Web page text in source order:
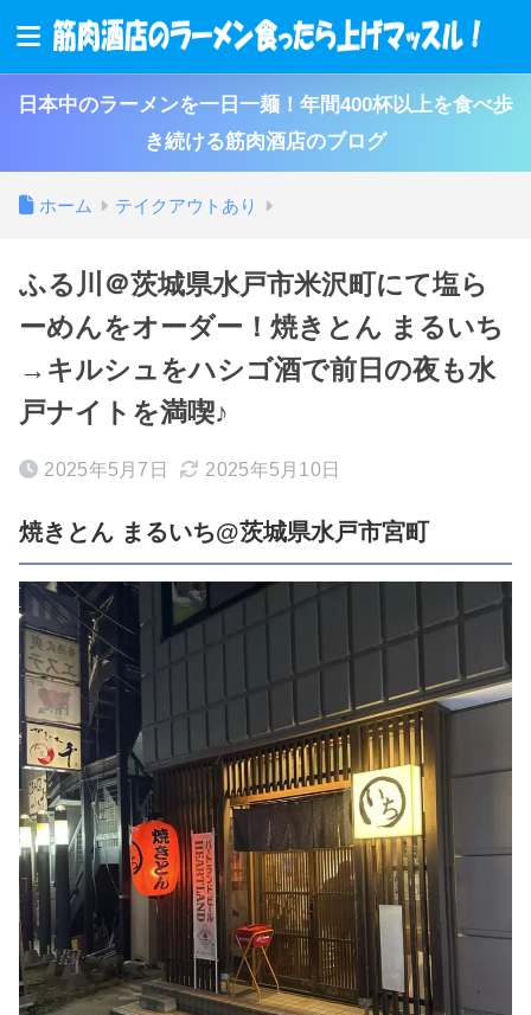
日本中のラーメンを一日一麺！年間400杯以上を食べ歩
き続ける筋肉酒店のブログ
ホーム テイクアウトあり
ふる川＠茨城県水戸市米沢町にて塩ら
ーめんをオーダー！焼きとん まるいち
→キルシュをハシゴ酒で前日の夜も水
戸ナイトを満喫♪
2025年5月7日 2025年5月10日
焼きとん まるいち@茨城県水戸市宮町